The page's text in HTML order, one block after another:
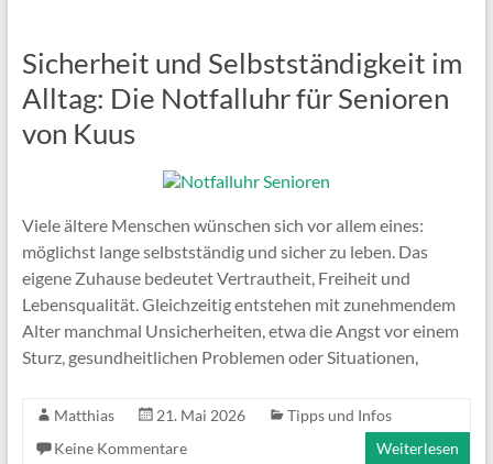
Sicherheit und Selbstständigkeit im
Alltag: Die Notfalluhr für Senioren
von Kuus
Viele ältere Menschen wünschen sich vor allem eines:
möglichst lange selbstständig und sicher zu leben. Das
eigene Zuhause bedeutet Vertrautheit, Freiheit und
Lebensqualität. Gleichzeitig entstehen mit zunehmendem
Alter manchmal Unsicherheiten, etwa die Angst vor einem
Sturz, gesundheitlichen Problemen oder Situationen,
Matthias 21. Mai 2026
Tipps und Infos
Keine Kommentare
Weiterlesen